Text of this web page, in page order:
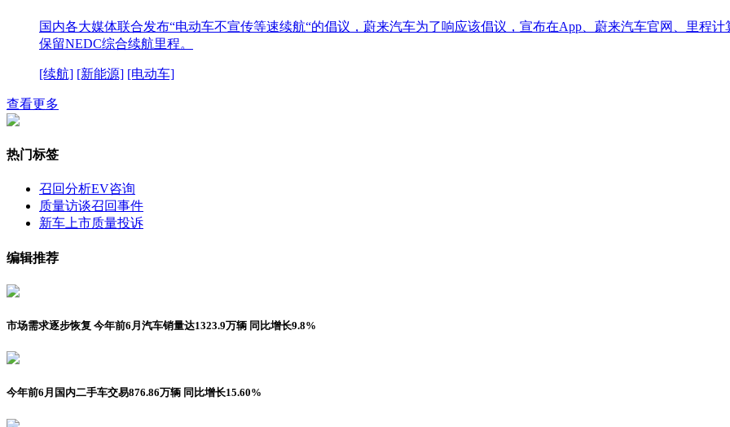
国内各大媒体联合发布“电动车不宣传等速续航“的倡议，蔚来汽车为了响应该倡议，宣布在App、蔚来汽车官网、里程
保留NEDC综合续航里程。
[续航] [新能源] [电动车]
查看更多
热门标签
召回分析EV咨询
质量访谈召回事件
新车上市质量投诉
编辑推荐
市场需求逐步恢复 今年前6月汽车销量达1323.9万辆 同比增长9.8%
今年前6月国内二手车交易876.86万辆 同比增长15.60%